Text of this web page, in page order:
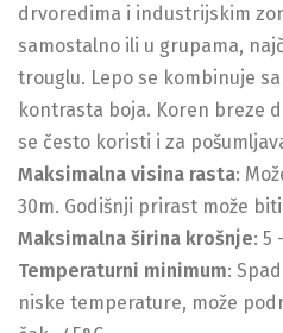
drvoredima i industrijskim
samostalno ili u grupama,
trouglu. Lepo se kombinuje sa
kontrasta boja. Koren breze
se često koristi i za
Maksimalna visina rasta:
30m. Godišnji prirast može
Maksimalna širina krošnje: 5
Temperaturni minimum:
niske temperature, može